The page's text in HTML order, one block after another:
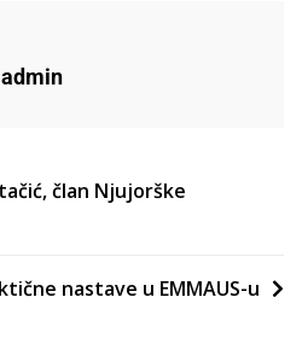
admin
član Njujorške
nastave u EMMAUS-u